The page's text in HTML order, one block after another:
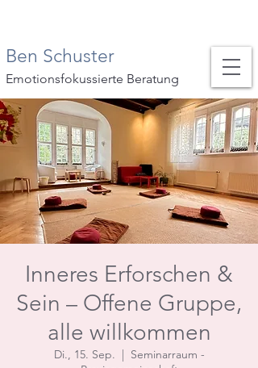
Ben Schuster
Emotionsfokussierte Beratung
Inneres Erforschen &
Sein – Offene Gruppe,
alle willkommen
Di., 15. Sep.
  |
Seminarraum -